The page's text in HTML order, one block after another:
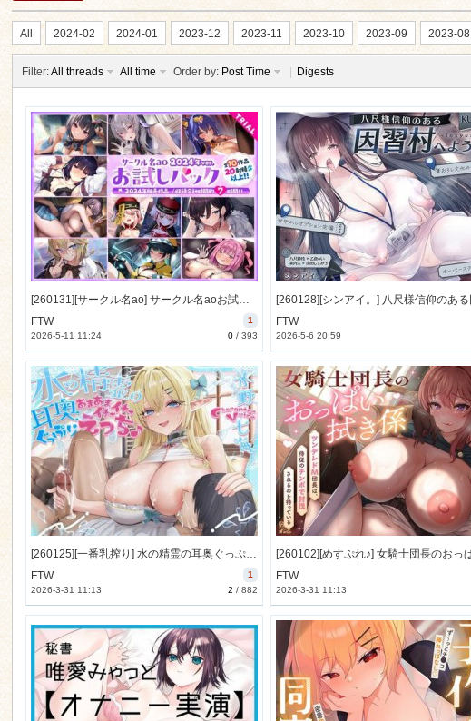
All 2024-02 2024-01 2023-12 2023-11 2023-10 2023-09 2023-08
Filter:All threads All time Order by: Post Time Digests
[260131][サークル名ao] サークル名aoお試しパック～2024年ver～ [4646M] [RJ01549419]
1
FTW
0 /393
2026-5-11 11:24
FTW
2026-5-6 20:59
[260125][一番乳搾り] 水の精霊の耳奥ぐっぷりあまあまイチャイチャえっち♪【KU100】 [588M] [RJ01551120]
1
FTW
2 /882
2026-3-31 11:13
FTW
2026-3-31 11:13